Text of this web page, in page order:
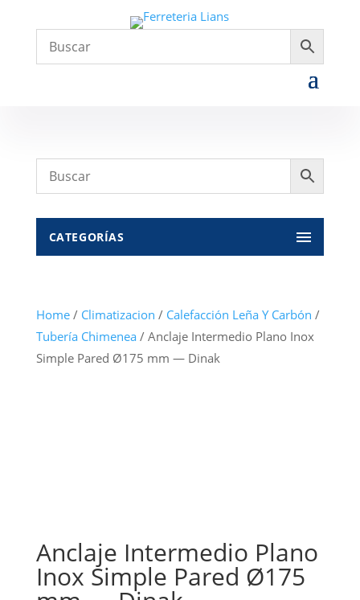
CATEGORÍAS
Home/ Climatizacion / Calefacción Leña Y Carbón /
Tubería Chimenea/ Anclaje Intermedio Plano Inox
Simple Pared Ø175 mm — Dinak
Anclaje Intermedio Plano
Inox Simple Pared Ø175